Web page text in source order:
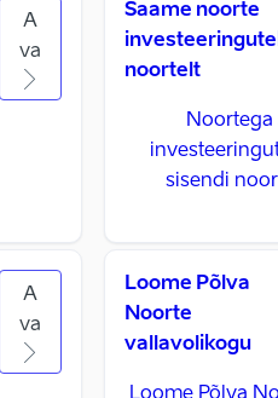
A
va
Saame noorte
noortelt
Noortega
sisendi
A
va
Loome Põlva
Noorte
vallavolikogu